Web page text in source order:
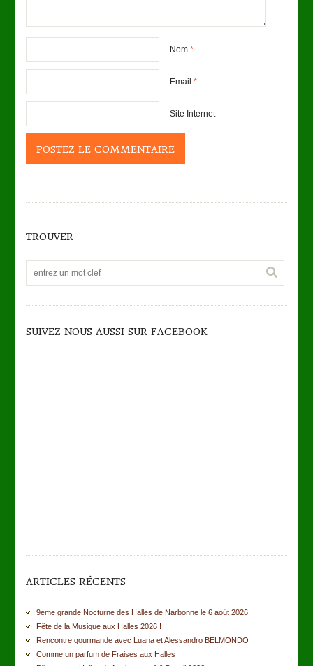
Nom *
Email *
Site Internet
TROUVER
SUIVEZ NOUS AUSSI SUR FACEBOOK
ARTICLES RÉCENTS
9ème grande Nocturne des Halles de Narbonne le 6 août 2026
Fête de la Musique aux Halles 2026 !
Rencontre gourmande avec Luana et Alessandro BELMONDO
Comme un parfum de Fraises aux Halles